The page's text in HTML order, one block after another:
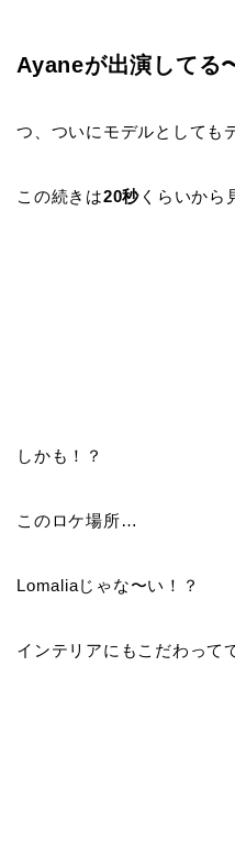
Ayaneが出演してる
つ、ついにモデルとしても
この続きは20秒 くらいから
しかも！？
このロケ場所…
Lomaliaじゃな〜い！？
インテリアにもこだわって